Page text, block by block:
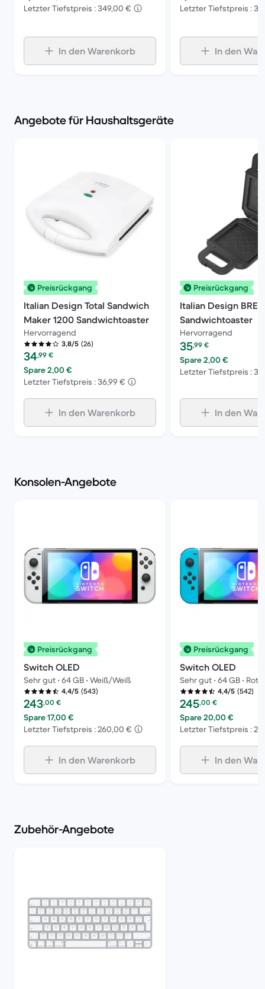
Letzter Tiefstpreis : 349,00 €
In den Warenkorb
Letzter Tiefstpreis :
In den
Angebote für Haushaltsgeräte
Preisrückgang
Italian Design Total Sandwich
Maker 1200 Sandwichtoaster
Hervorragend
3,8/5 (26)
Preis des erneuerten Produkts:
34,99 €
Spare 2,00 €
Letzter Tiefstpreis : 36,99 €
In den Warenkorb
Preisrückgang
Italian Design
Sandwichtoaster
Hervorragend
Preis des erneuerten
35,99 €
Spare 2,00 €
Letzter Tiefstpreis :
In den
Konsolen-Angebote
Preisrückgang
Switch OLED
Sehr gut • 64 GB • Weiß/Weiß
4,4/5 (543)
Preis des erneuerten Produkts:
243,00 €
Spare 17,00 €
Letzter Tiefstpreis : 260,00 €
In den Warenkorb
Preisrückgang
Switch OLED
Sehr gut • 64 GB • Rot/
4,4/5 (542)
Preis des erneuerten
245,00 €
Spare 20,00 €
Letzter Tiefstpreis :
In den
Zubehör-Angebote